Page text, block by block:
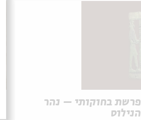
פרשת בחוקותי – נהר
הנילוס